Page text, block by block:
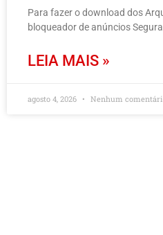
Para fazer o download dos
bloqueador de anúncios
LEIA MAIS »
agosto 4, 2026 Nenhum